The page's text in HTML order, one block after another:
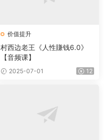
价值提升
村西边老王《人性賺钱6.0》
【音频课】
2025-07-01 12